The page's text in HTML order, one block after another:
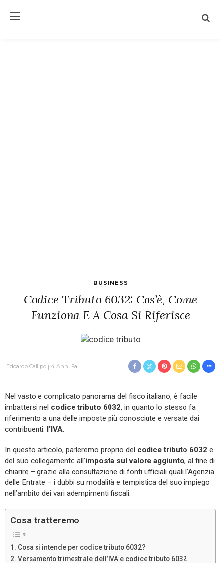
BUSINESS
Codice Tributo 6032: Cos’è, Come
Funziona E A Cosa Si Riferisce
Edoardo Callipo 4 Anni Fa
Nel vasto e complicato panorama del fisco italiano, è facile
imbattersi nel codice tributo 6032, in quanto lo stesso fa
riferimento a una delle imposte più conosciute e versate dai
contribuenti: l’IVA.
In questo articolo, parleremo proprio del codice tributo 6032 e
del suo collegamento all’imposta sul valore aggiunto, al fine di
chiarire – grazie alla consultazione di fonti ufficiali quali l’Agenzia
delle Entrate – i dubbi su modalità e tempistica del suo impiego
nell’ambito dei vari adempimenti fiscali.
Cosa tratteremo
Cosa si intende per codice tributo 6032?
Versamento trimestrale dell’IVA e codice tributo 6032